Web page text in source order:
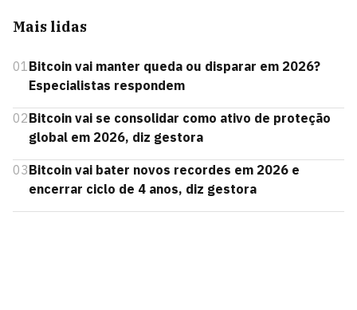
Mais lidas
01Bitcoin vai manter queda ou disparar em 2026?
Especialistas respondem
02Bitcoin vai se consolidar como ativo de proteção
global em 2026, diz gestora
03Bitcoin vai bater novos recordes em 2026 e
encerrar ciclo de 4 anos, diz gestora